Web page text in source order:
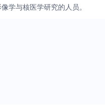
学与核医学研究的人员。